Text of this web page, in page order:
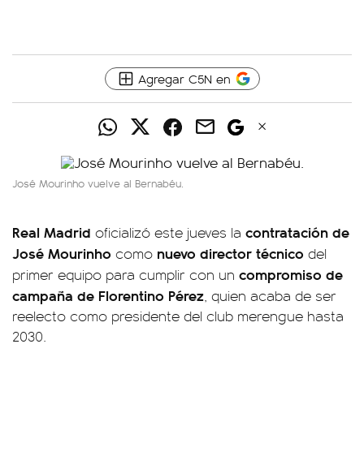
Agregar C5N en
José Mourinho vuelve al Bernabéu.
Real Madrid oficializó este jueves la contratación de
José Mourinho como nuevo director técnico del
primer equipo para cumplir con un compromiso de
campaña de Florentino Pérez, quien acaba de ser
reelecto como presidente del club merengue hasta
2030.